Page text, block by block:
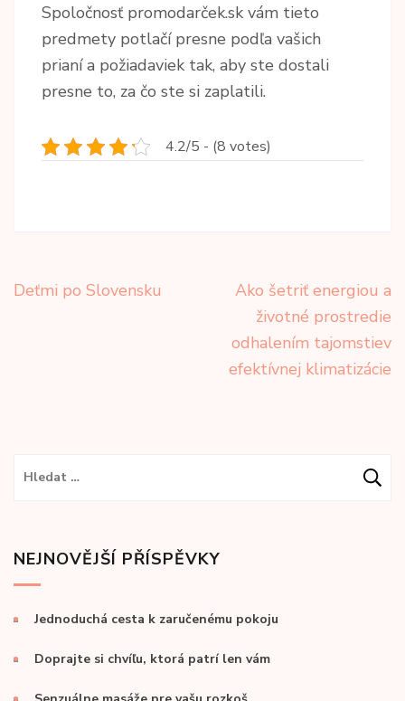
Spoločnosť promodarček.sk vám tieto
predmety potlačí presne podľa vašich
prianí a požiadaviek tak, aby ste dostali
presne to, za čo ste si zaplatili.
4.2/5 - (8 votes)
Navigace
Deťmi po Slovensku
Ako šetriť energiou a
životné prostredie
odhalením tajomstiev
efektívnej klimatizácie
Vyhledávání
NEJNOVĚJŠÍ PŘÍSPĚVKY
Jednoduchá cesta k zaručenému pokoju
Doprajte si chvíľu, ktorá patrí len vám